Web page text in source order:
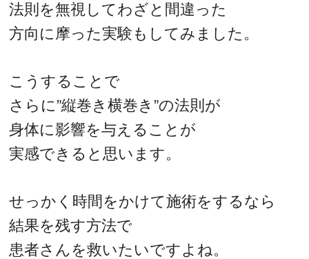
法則を無視してわざと間違った
方向に摩った実験もしてみました。
こうすることで
さらに”縦巻き横巻き”の法則が
身体に影響を与えることが
実感できると思います。
せっかく時間をかけて施術をするなら
結果を残す方法で
患者さんを救いたいですよね。